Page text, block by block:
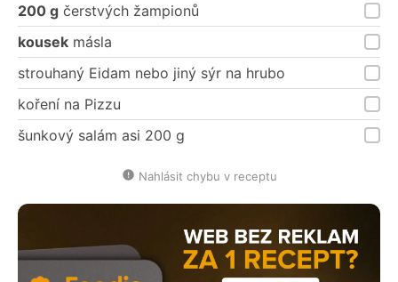
200 g čerstvých žampionů
kousek másla
strouhaný Eidam nebo jiný sýr na hrubo
koření na Pizzu
šunkový salám asi 200 g
Nahlásit chybu v receptu